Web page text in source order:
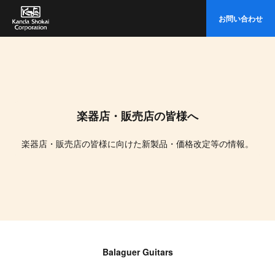
イ
ト
内
お問い合わせ
楽器店・販売店の皆様へ
楽器店・販売店の皆様に向けた新製品・価格改定等の情報。
Balaguer Guitars